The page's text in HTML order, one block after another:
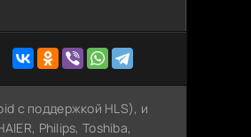
с поддержкой HLS), и
Philips, Toshiba,